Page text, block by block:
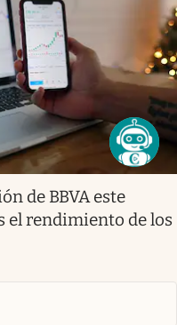
de BBVA este
el rendimiento de los